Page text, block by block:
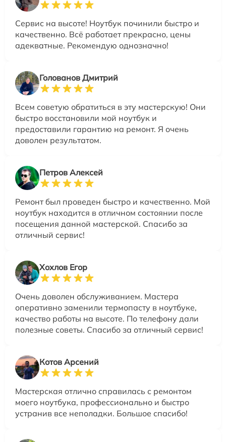
Сервис на высоте! Ноутбук починили быстро и
качественно. Всё работает прекрасно, цены
адекватные. Рекомендую однозначно!
Голованов Дмитрий
Всем советую обратиться в эту мастерскую! Они
быстро восстановили мой ноутбук и
предоставили гарантию на ремонт. Я очень
доволен результатом.
Петров Алексей
Ремонт был проведен быстро и качественно. Мой
ноутбук находится в отличном состоянии после
посещения данной мастерской. Спасибо за
отличный сервис!
Хохлов Егор
Очень доволен обслуживанием. Мастера
оперативно заменили термопасту в ноутбуке,
качество работы на высоте. По телефону дали
полезные советы. Спасибо за отличный сервис!
Котов Арсений
Мастерская отлично справилась с ремонтом
моего ноутбука, профессионально и быстро
устранив все неполадки. Большое спасибо!